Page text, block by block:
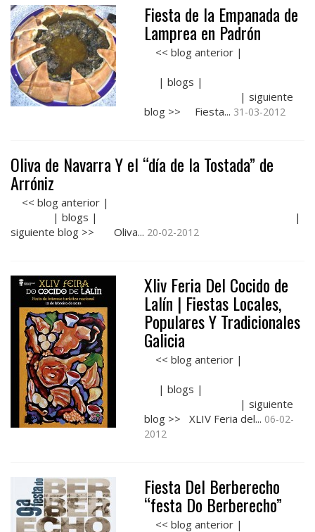
Fiesta de la Empanada de
Lamprea en Padrón
<< blog anterior |
| blogs |
| siguiente
blog >> Fiesta... 31-03-2012
Oliva de Navarra Y el “día de la Tostada” de
Arróniz
<< blog anterior |
| blogs | |
siguiente blog >> Oliva... 20-02-2012
Xliv Feria Del Cocido de
Lalín | Fiestas Locales,
Populares Y Tradicionales
Galicia
<< blog anterior |
| blogs |
| siguiente
blog >> XLIV Feria del... 06-02-
2012
Fiesta Del Berberecho
“festa Do Berberecho”
<< blog anterior |